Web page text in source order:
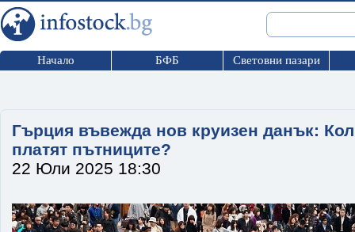
Начало БФБ Световни пазари
Гърция въвежда нов круизен данък:
платят пътниците?
22 Юли 2025 18:30